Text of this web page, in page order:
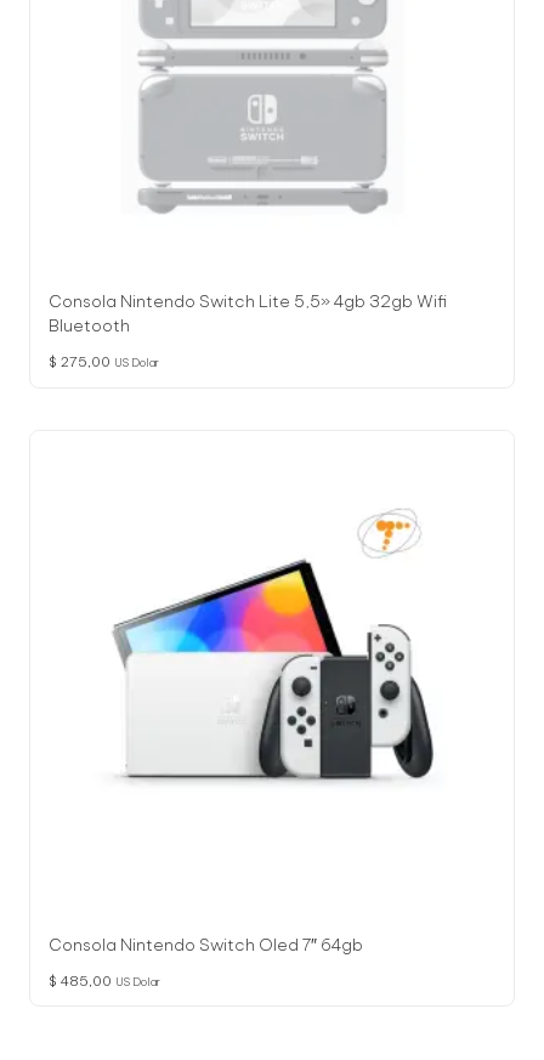
Consola Nintendo Switch Lite 5,5» 4gb 32gb Wifi
Bluetooth
$ 275,00 US Dolar
Consola Nintendo Switch Oled 7″ 64gb
$ 485,00 US Dolar